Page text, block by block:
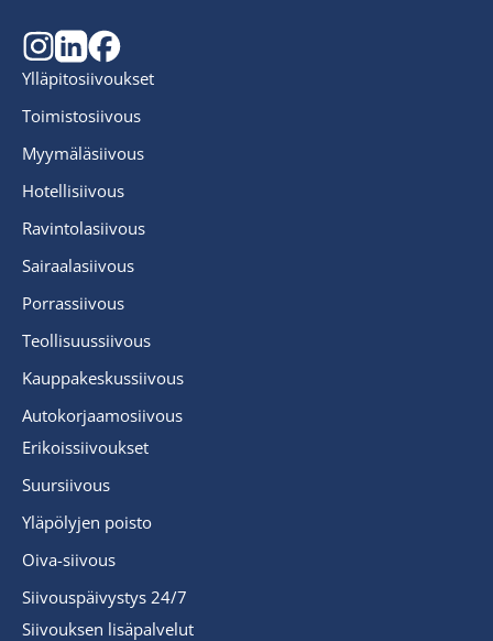
Ylläpitosiivoukset
Toimistosiivous
Myymäläsiivous
Hotellisiivous
Ravintolasiivous
Sairaalasiivous
Porrassiivous
Teollisuussiivous
Kauppakeskussiivous
Autokorjaamosiivous
Erikoissiivoukset
Suursiivous
Yläpölyjen poisto
Oiva-siivous
Siivouspäivystys 24/7
Siivouksen lisäpalvelut